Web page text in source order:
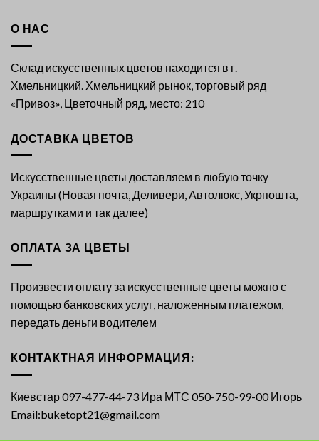
О НАС
Склад искусственных цветов находится в г.
Хмельницкий. Хмельницкий рынок, торговый ряд
«Привоз», Цветочный ряд, место: 210
ДОСТАВКА ЦВЕТОВ
Искусственные цветы доставляем в любую точку
Украины (Новая почта, Деливери, Автолюкс, Укрпошта,
маршрутками и так далее)
ОПЛАТА ЗА ЦВЕТЫ
Произвести оплату за искусственные цветы можно с
помощью банковских услуг, наложенным платежом,
передать деньги водителем
КОНТАКТНАЯ ИНФОРМАЦИЯ:
Киевстар 097-477-44-73 Ира МТС 050-750-99-00 Игорь
Email:buketopt21@gmail.com